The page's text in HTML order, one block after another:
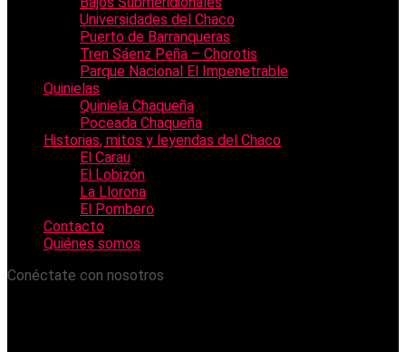
Universidades del Chaco
Puerto de Barranqueras
Tren Sáenz Peña – Chorotis
Parque Nacional El Impenetrable
Quinielas
Quiniela Chaqueña
Poceada Chaqueña
Historias, mitos y leyendas del Chaco
El Carau
El Lobizón
La Llorona
El Pombero
Contacto
Quiénes somos
Conéctate con nosotros